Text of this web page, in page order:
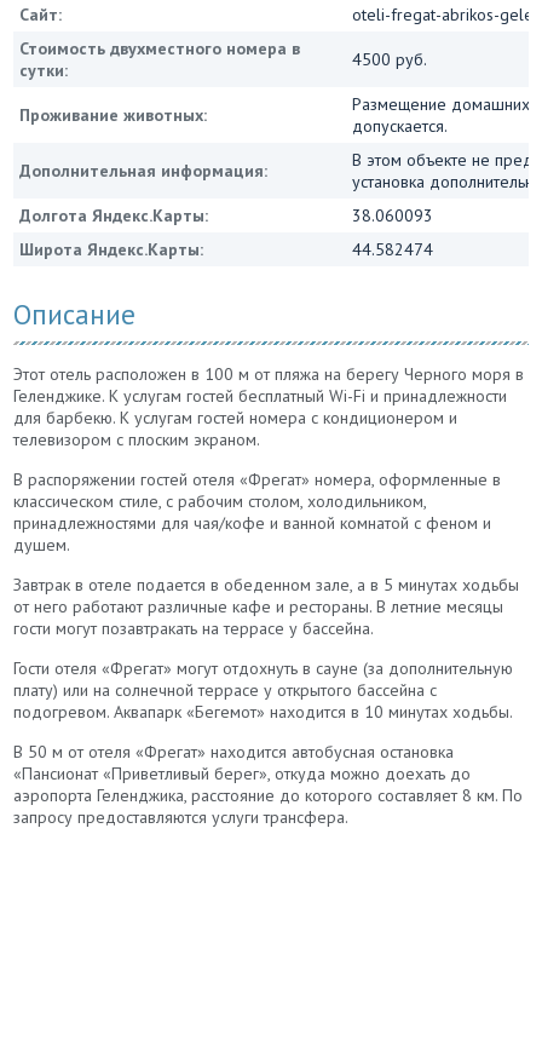
Сайт:
oteli-fregat-abrikos-
Стоимость двухместного номера в
сутки:
4500 руб.
Проживание животных:
Размещение домашних
допускается.
Дополнительная информация:
В этом объекте не
установка
Долгота Яндекс.Карты:
38.060093
Широта Яндекс.Карты:
44.582474
Описание
Этот отель расположен в 100 м от пляжа на берегу Черного моря в
Геленджике. К услугам гостей бесплатный Wi-Fi и принадлежности
для барбекю. К услугам гостей номера с кондиционером и
телевизором с плоским экраном.
В распоряжении гостей отеля «Фрегат» номера, оформленные в
классическом стиле, с рабочим столом, холодильником,
принадлежностями для чая/кофе и ванной комнатой с феном и
душем.
Завтрак в отеле подается в обеденном зале, а в 5 минутах ходьбы
от него работают различные кафе и рестораны. В летние месяцы
гости могут позавтракать на террасе у бассейна.
Гости отеля «Фрегат» могут отдохнуть в сауне (за дополнительную
плату) или на солнечной террасе у открытого бассейна с
подогревом. Аквапарк «Бегемот» находится в 10 минутах ходьбы.
В 50 м от отеля «Фрегат» находится автобусная остановка
«Пансионат «Приветливый берег», откуда можно доехать до
аэропорта Геленджика, расстояние до которого составляет 8 км. По
запросу предоставляются услуги трансфера.